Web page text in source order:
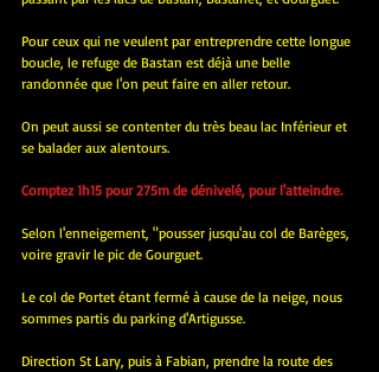
Pour ceux qui ne veulent par entreprendre cette longue
boucle, le refuge de Bastan est déjà une belle
randonnée que l'on peut faire en aller retour.
On peut aussi se contenter du très beau lac Inférieur et
se balader aux alentours.
Comptez 1h15 pour 275m de dénivelé, pour l'atteindre.
Selon l'enneigement, "pousser jusqu'au col de Barèges,
voire gravir le pic de Gourguet.
Le col de Portet étant fermé à cause de la neige, nous
sommes partis du parking d'Artigusse.
Direction St Lary, puis à Fabian, prendre la route des